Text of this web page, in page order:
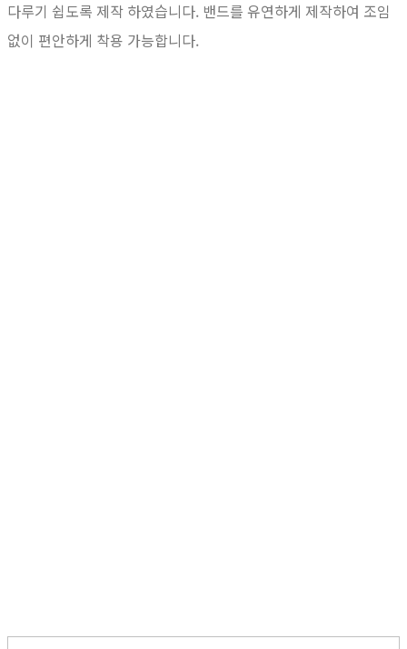
다루기 쉽도록 제작 하였습니다. 밴드를 유연하게 제작하여 조임
없이 편안하게 착용 가능합니다.